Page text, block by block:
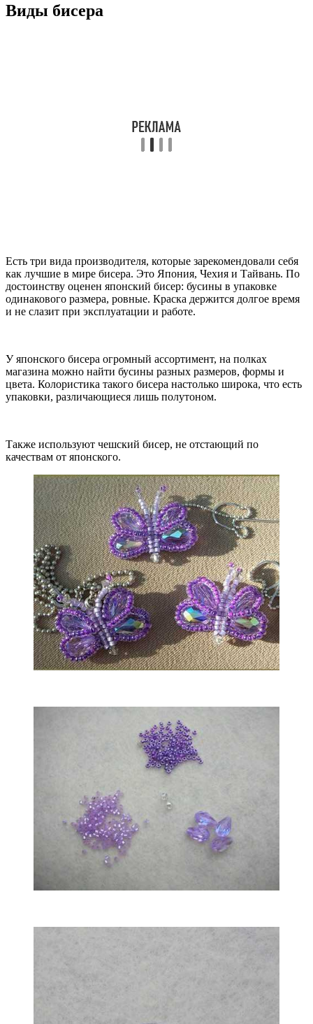
Виды бисера
Есть три вида производителя, которые зарекомендовали себя
как лучшие в мире бисера. Это Япония, Чехия и Тайвань. По
достоинству оценен японский бисер: бусины в упаковке
одинакового размера, ровные. Краска держится долгое время
и не слазит при эксплуатации и работе.
У японского бисера огромный ассортимент, на полках
магазина можно найти бусины разных размеров, формы и
цвета. Колористика такого бисера настолько широка, что есть
упаковки, различающиеся лишь полутоном.
Также используют чешский бисер, не отстающий по
качествам от японского.